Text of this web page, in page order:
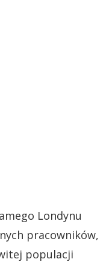
Londynu
pracowników,
populacji